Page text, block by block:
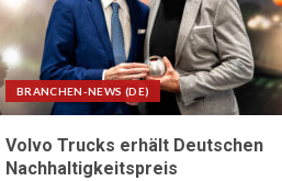
BRANCHEN-NEWS (DE)
Volvo Trucks erhält Deutschen
Nachhaltigkeitspreis